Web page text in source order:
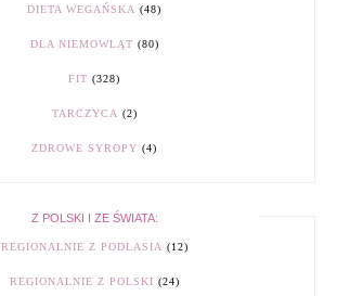
DIETA WEGAŃSKA (48)
DLA NIEMOWLĄT (80)
FIT (328)
TARCZYCA (2)
ZDROWE SYROPY (4)
Z POLSKI I ZE ŚWIATA:
REGIONALNIE Z PODLASIA (12)
REGIONALNIE Z POLSKI (24)